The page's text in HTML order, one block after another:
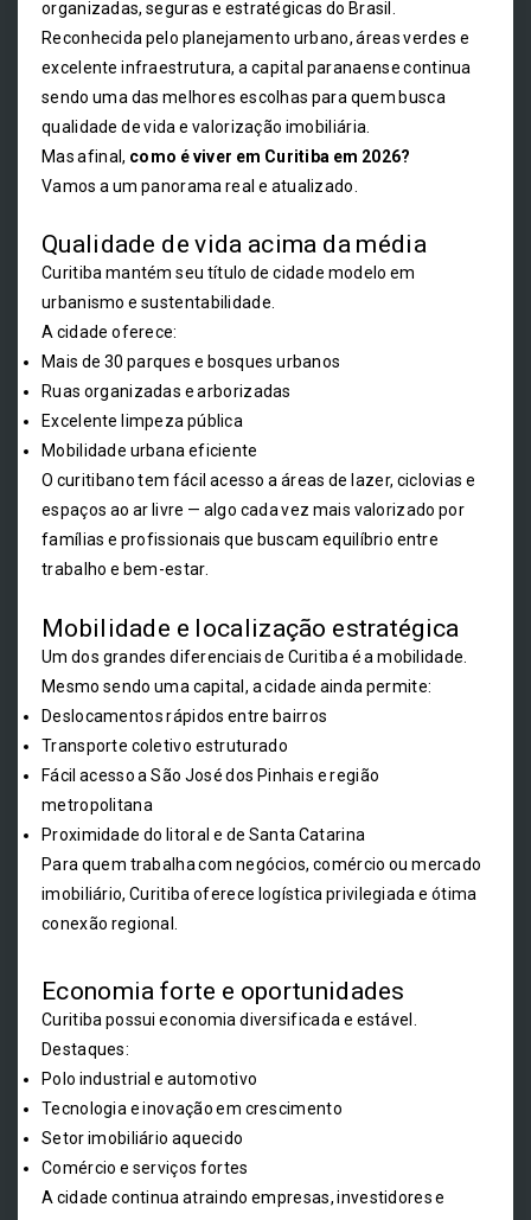
organizadas, seguras e estratégicas do Brasil.
Reconhecida pelo planejamento urbano, áreas verdes e
excelente infraestrutura, a capital paranaense continua
sendo uma das melhores escolhas para quem busca
qualidade de vida e valorização imobiliária.
Mas afinal, como é viver em Curitiba em 2026?
Vamos a um panorama real e atualizado.
Qualidade de vida acima da média
Curitiba mantém seu título de cidade modelo em
urbanismo e sustentabilidade.
A cidade oferece:
Mais de 30 parques e bosques urbanos
Ruas organizadas e arborizadas
Excelente limpeza pública
Mobilidade urbana eficiente
O curitibano tem fácil acesso a áreas de lazer, ciclovias e
espaços ao ar livre — algo cada vez mais valorizado por
famílias e profissionais que buscam equilíbrio entre
trabalho e bem-estar.
Mobilidade e localização estratégica
Um dos grandes diferenciais de Curitiba é a mobilidade.
Mesmo sendo uma capital, a cidade ainda permite:
Deslocamentos rápidos entre bairros
Transporte coletivo estruturado
Fácil acesso a São José dos Pinhais e região
metropolitana
Proximidade do litoral e de Santa Catarina
Para quem trabalha com negócios, comércio ou mercado
imobiliário, Curitiba oferece logística privilegiada e ótima
conexão regional.
Economia forte e oportunidades
Curitiba possui economia diversificada e estável.
Destaques:
Polo industrial e automotivo
Tecnologia e inovação em crescimento
Setor imobiliário aquecido
Comércio e serviços fortes
A cidade continua atraindo empresas, investidores e